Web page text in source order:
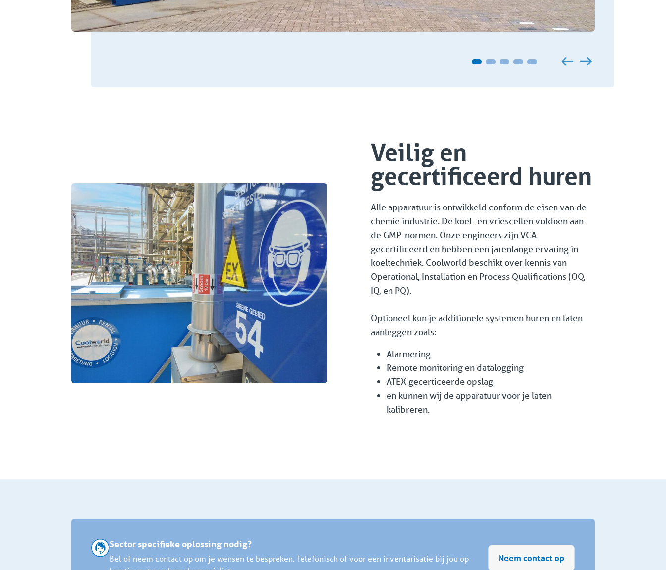
Veilig en
gecertificeerd huren
Alle apparatuur is ontwikkeld conform de eisen van de
chemie industrie. De koel- en vriescellen voldoen aan
de GMP-normen. Onze engineers zijn VCA
gecertificeerd en hebben een jarenlange ervaring in
koeltechniek. Coolworld beschikt over kennis van
Operational, Installation en Process Qualifications (OQ,
IQ, en PQ).
Optioneel kun je additionele systemen huren en laten
aanleggen zoals:
Alarmering
Remote monitoring en datalogging
ATEX gecerticeerde opslag
en kunnen wij de apparatuur voor je laten
kalibreren.
Sector specifieke oplossing nodig?
Bel of neem contact op om je wensen te bespreken. Telefonisch of voor een inventarisatie bij jou op
Neem contact op